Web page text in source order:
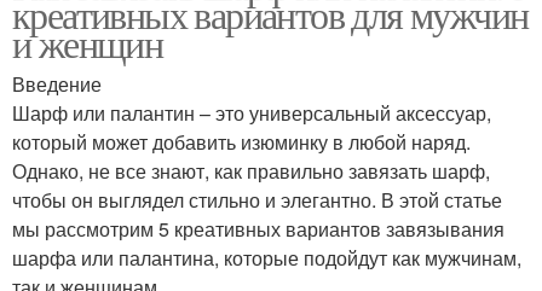
креативных вариантов для мужчин
и женщин
Введение
Шарф или палантин – это универсальный аксессуар,
который может добавить изюминку в любой наряд.
Однако, не все знают, как правильно завязать шарф,
чтобы он выглядел стильно и элегантно. В этой статье
мы рассмотрим 5 креативных вариантов завязывания
шарфа или палантина, которые подойдут как мужчинам,